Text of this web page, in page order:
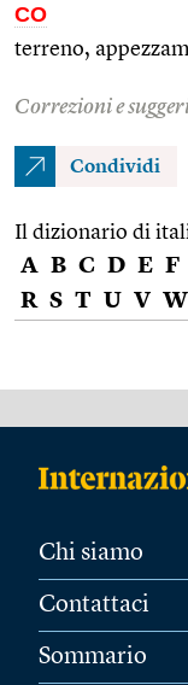
CO
terreno,
Correzioni e
Condividi
Il dizionario di
A B C D E F
R S T U V W
Chi siamo
Contattaci
Sommario